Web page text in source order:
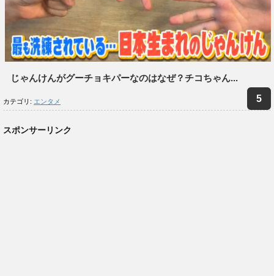
じゃんけんがグーチョキパーなのはなぜ？チコちゃん...
カテゴリ: エンタメ
スポンサーリンク